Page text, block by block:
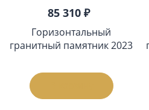
85 310 ₽
Горизонтальный
гранитный памятник 2023